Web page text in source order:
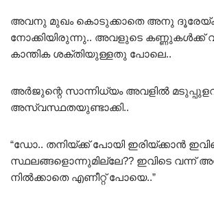
അവനു മുഖം കൊടുക്കാതെ അനു
നോക്കിയിരുന്നു.. അവളുടെ കണ്ണുകൾക്ക്
കാന്തിക ശക്തിയുള്ളതു പോലെ..
അർജുന്റെ സാന്നിധ്യം അവളിൽ
അസ്വസ്ഥതയുണ്ടാക്കി..
“ഡോ.. തനിയ്ക്ക് പോയി ഇരിയ്ക്കാൻ
സ്ഥലങ്ങളൊന്നുമില്ലേ?? ഇവിടെ വന്ന്
നിൽക്കാതെ എണീറ്റ് പോയെ..”